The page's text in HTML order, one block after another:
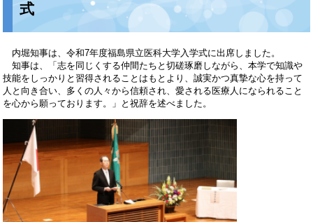
式
内堀知事は、令和7年度福島県立医科大学入学式に出席しました。
知事は、「志を同じくする仲間たちと切磋琢磨しながら、本学で知識や
技能をしっかりと習得されることはもとより、誠実かつ真摯な心を持って
人と向き合い、多くの人々から信頼され、愛される医療人になられること
を心から願っております。」と祝辞を述べました。